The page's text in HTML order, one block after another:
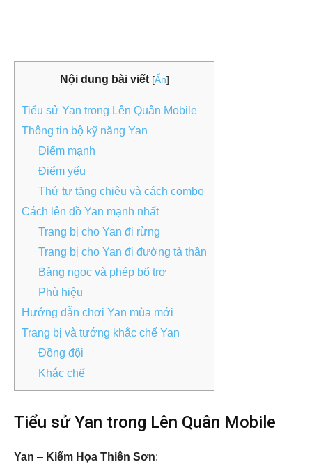
Nội dung bài viết [Ẩn]
Tiểu sử Yan trong Lên Quân Mobile
Thông tin bộ kỹ năng Yan
Điểm mạnh
Điểm yếu
Thứ tự tăng chiêu và cách combo
Cách lên đồ Yan mạnh nhất
Trang bị cho Yan đi rừng
Trang bị cho Yan đi đường tà thần
Bảng ngọc và phép bổ trợ
Phù hiệu
Hướng dẫn chơi Yan mùa mới
Trang bị và tướng khắc chế Yan
Đồng đội
Khắc chế
Tiểu sử Yan trong Lên Quân Mobile
Yan – Kiếm Họa Thiên Sơn: